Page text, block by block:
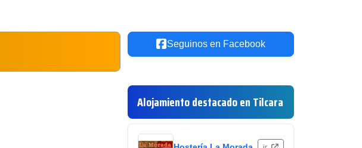
Seguinos en Facebook
Alojamiento destacado en Tilcara